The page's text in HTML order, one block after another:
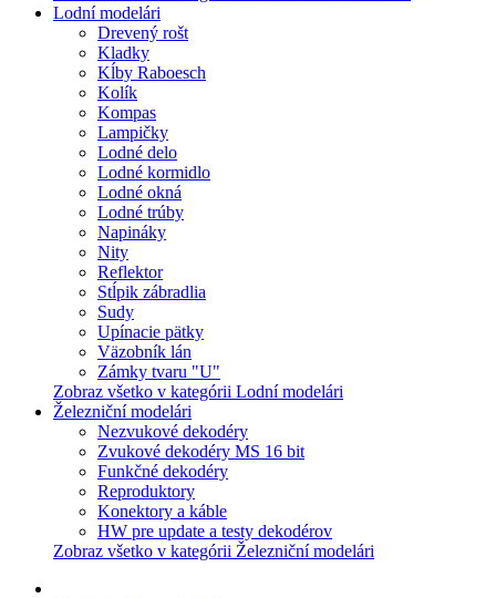
Lodní modelári
Drevený rošt
Kladky
Kĺby Raboesch
Kolík
Kompas
Lampičky
Lodné delo
Lodné kormidlo
Lodné okná
Lodné trúby
Napináky
Nity
Reflektor
Stĺpik zábradlia
Sudy
Upínacie pätky
Väzobník lán
Zámky tvaru "U"
Zobraz všetko v kategórii Lodní modelári
Železniční modelári
Nezvukové dekodéry
Zvukové dekodéry MS 16 bit
Funkčné dekodéry
Reproduktory
Konektory a káble
HW pre update a testy dekodérov
Zobraz všetko v kategórii Železniční modelári